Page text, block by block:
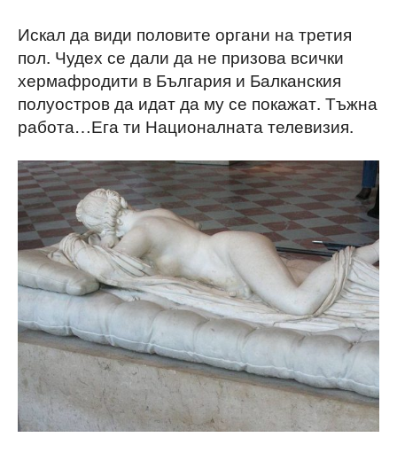
Искал да види половите органи на третия
пол. Чудех се дали да не призова всички
хермафродити в България и Балканския
полуостров да идат да му се покажат. Тъжна
работа…Ега ти Националната телевизия.